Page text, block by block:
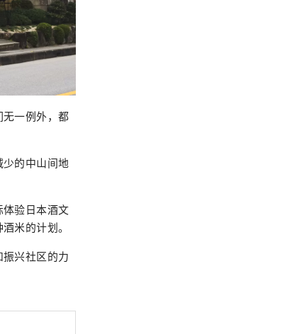
一例外，都
的中山间地
验日本酒文
米的计划。
兴社区的力